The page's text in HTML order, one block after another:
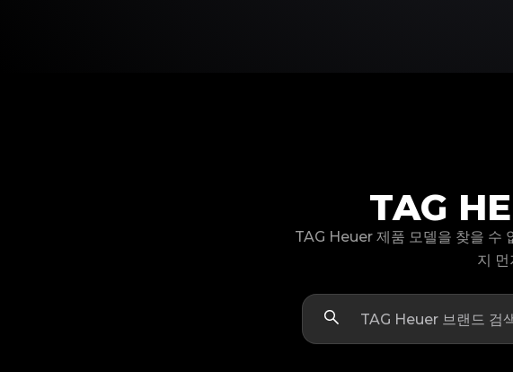
TAG
TAG Heuer 제품 모델을 찾을 수
지